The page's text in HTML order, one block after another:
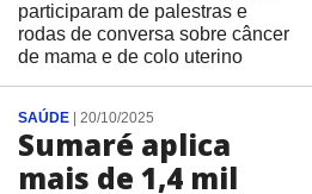
participaram de palestras e
rodas de conversa sobre câncer
de mama e de colo uterino
SAÚDE| 20/10/2025
Sumaré aplica
mais de 1,4 mil